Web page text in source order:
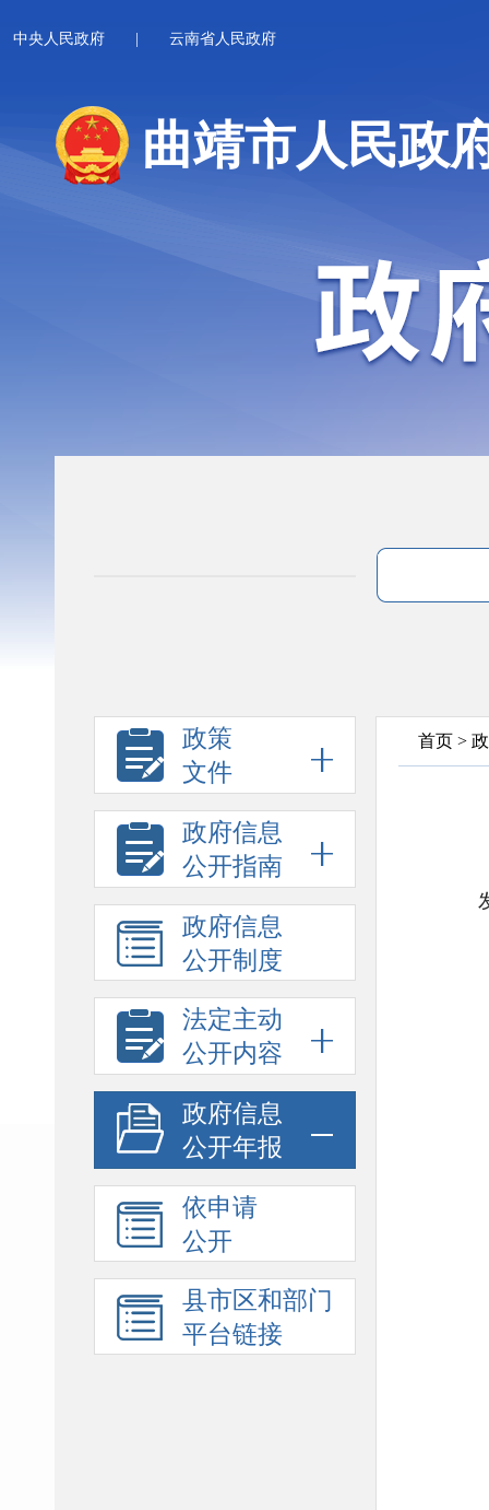
中央人民政府 云南省人民政府
曲靖市人民政
政策
文件
政府信息
公开指南
政府信息
公开制度
法定主动
公开内容
政府信息
公开年报
依申请
公开
县市区和部门
平台链接
首页 >